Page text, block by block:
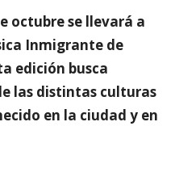
octubre se llevará a
Inmigrante de
edición busca
las distintas culturas
en la ciudad y en